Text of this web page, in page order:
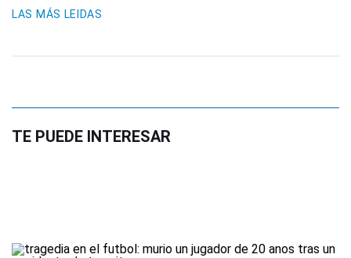
LAS MÁS LEIDAS
TE PUEDE INTERESAR